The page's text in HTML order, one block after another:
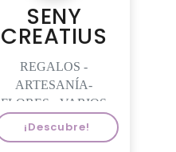
SENY
CREATIUS
Estudi de
Disseny
REGALOS -
ARTESANÍA-
FLORES - VARIOS
¡Descubre!